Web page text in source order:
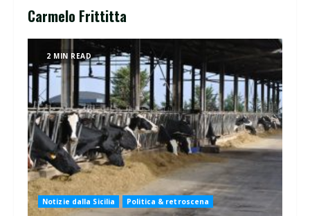
Carmelo Frittitta
2 MIN READ
Notizie dalla Sicilia Politica & retroscena